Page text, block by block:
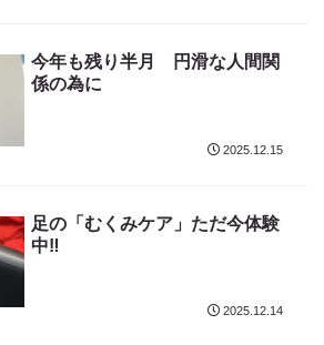
今年も残り半月 円滑な人間関
係の為に
2025.12.15
足の「むくみケア」ただ今体験
中‼️
2025.12.14